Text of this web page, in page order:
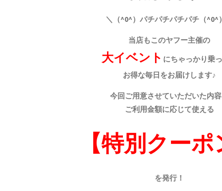
＼（^0^）パチパチパチパチ（^0^
当店もこのヤフー主催の
大イベント にちゃっかり乗
お得な毎日をお届けします♪
今回ご用意させていただいた内
ご利用金額に応じて使える
【特別クー
を発行！